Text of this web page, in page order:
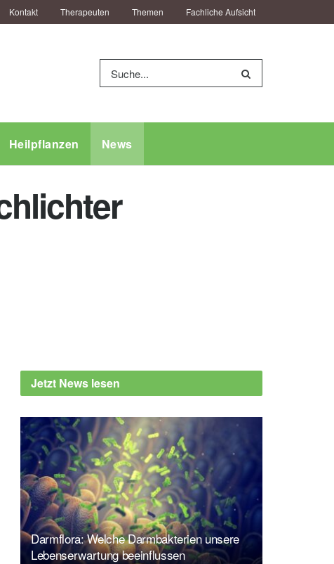
Kontakt Therapeuten Themen Fachliche Aufsicht
Heilpflanzen News
Jetzt News lesen
Darmflora: Welche Darmbakterien unsere
Lebenserwartung beeinflussen